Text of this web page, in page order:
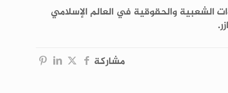
الشعبية والحقوقية في العالم الإسلامي
مشاركة